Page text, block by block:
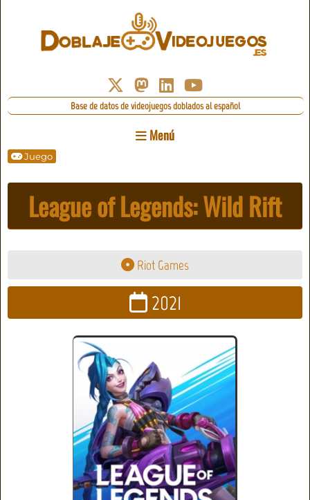
Base de datos de videojuegos doblados al español
Menú
Juego
League of Legends: Wild Rift
Riot Games
2021